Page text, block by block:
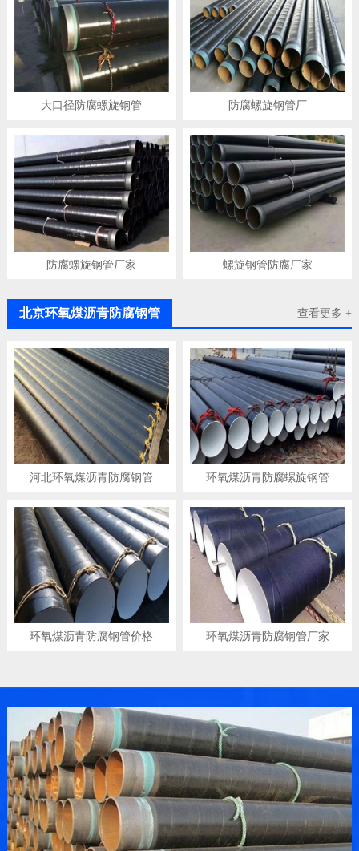
大口径防腐螺旋钢管 防腐螺旋钢管厂
防腐螺旋钢管厂家 螺旋钢管防腐厂家
查看更多 +
北京环氧煤沥青防腐钢管
河北环氧煤沥青防腐钢管 环氧煤沥青防腐螺旋钢管
环氧煤沥青防腐钢管价格 环氧煤沥青防腐钢管厂家